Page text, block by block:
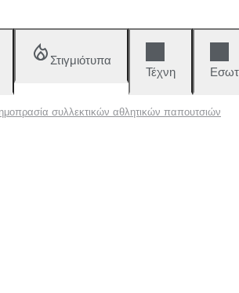
Στιγμιότυπα
Τέχνη
συλλεκτικών αθλητικών παπουτσιών